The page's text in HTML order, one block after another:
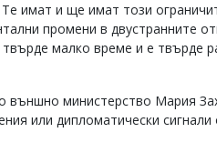
имат и ще имат този
промени в двустранните
малко време и е твърде
външно министерство Мария
или дипломатически